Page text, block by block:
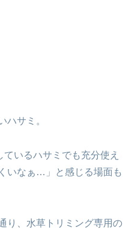
ハサミ。
いるハサミでも充分使え
いなぁ…」と感じる場面も
り、水草トリミング専用の